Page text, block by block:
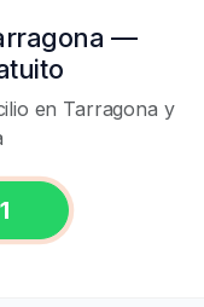
—
en Tarragona y